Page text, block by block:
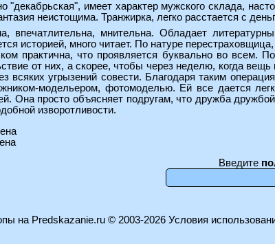
"декабрьская", имеет характер мужского склада,
неистощима. Транжирка, легко расстается с
впечатлительна, мнительна. Обладает
историей, много читает. По натуре
практична, что проявляется буквально во всем.
от них, а скорее, чтобы через неделю, когда
всяких угрызений совести. Благодаря таким
модельером, фотомоделью. Ей все дается
Она просто объясняет подругам, что дружба
изворотливости.
Введите
на Predskazanie.ru© 2003-2026 Условия